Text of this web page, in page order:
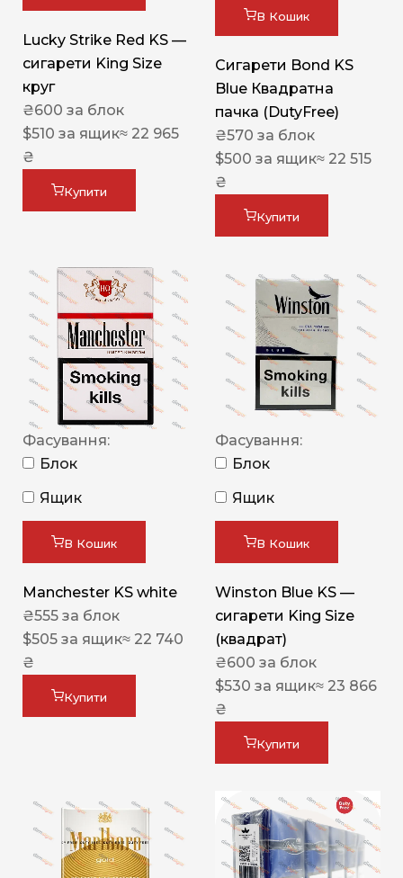
Lucky Strike Red KS —
сигарети King Size
круг
₴600 за блок
$510 за ящик≈ 22 965
₴
Купити
В Кошик
Сигарети Bond KS
Blue Квадратна
пачка (DutyFree)
₴570 за блок
$500 за ящик≈ 22 515
₴
Купити
Фасування:
Блок
Ящик
В Кошик
Manchester KS white
₴555 за блок
$505 за ящик≈ 22 740
₴
Купити
Фасування:
Блок
Ящик
В Кошик
Winston Blue KS —
сигарети King Size
(квадрат)
₴600 за блок
$530 за ящик≈ 23 866
₴
Купити